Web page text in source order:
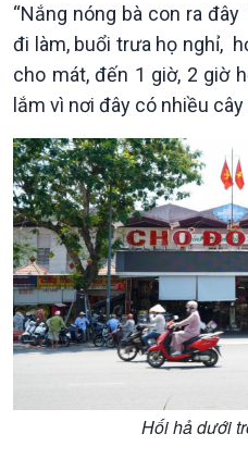
Chính trị
Tin Chính trị
“Nắng nóng bà con ra
đi làm, buổi trưa họ nghỉ,
cho mát, đến 1 giờ, 2 giờ
lắm vì nơi đây có nhiều cây
Hối hả dưới